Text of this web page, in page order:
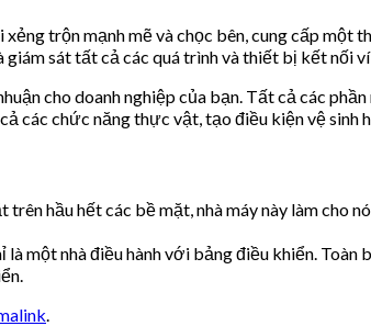
trộn mạnh mẽ và chọc bên, cung cấp
sát tất cả các quá trình và thiết bị kết nối
cho doanh nghiệp của bạn. Tất cả các
các chức năng thực vật, tạo điều kiện vệ sinh
hầu hết các bề mặt, nhà máy này làm cho
một nhà điều hành với bảng điều khiển.